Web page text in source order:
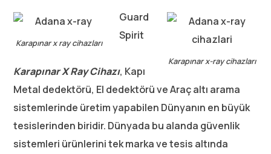
Karapınar x ray cihazları
Karapınar x-ray cihazları
Guard
Spirit
KarapınarX Ray Cihazı, Kapı
Metal dedektörü, El dedektörü ve Araç altı arama
sistemlerinde üretim yapabilen Dünyanın en büyük
tesislerinden biridir. Dünyada bu alanda güvenlik
sistemleri ürünlerini tek marka ve tesis altında